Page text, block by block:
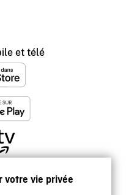
votre vie privée
et télé